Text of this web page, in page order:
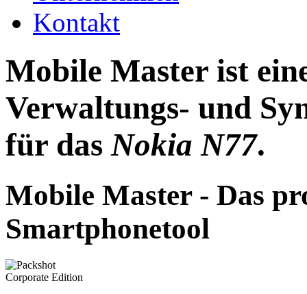
Kontakt
Mobile Master ist
Verwaltungs- und
für dasNokia N77.
Mobile Master - Das
Smartphonetool